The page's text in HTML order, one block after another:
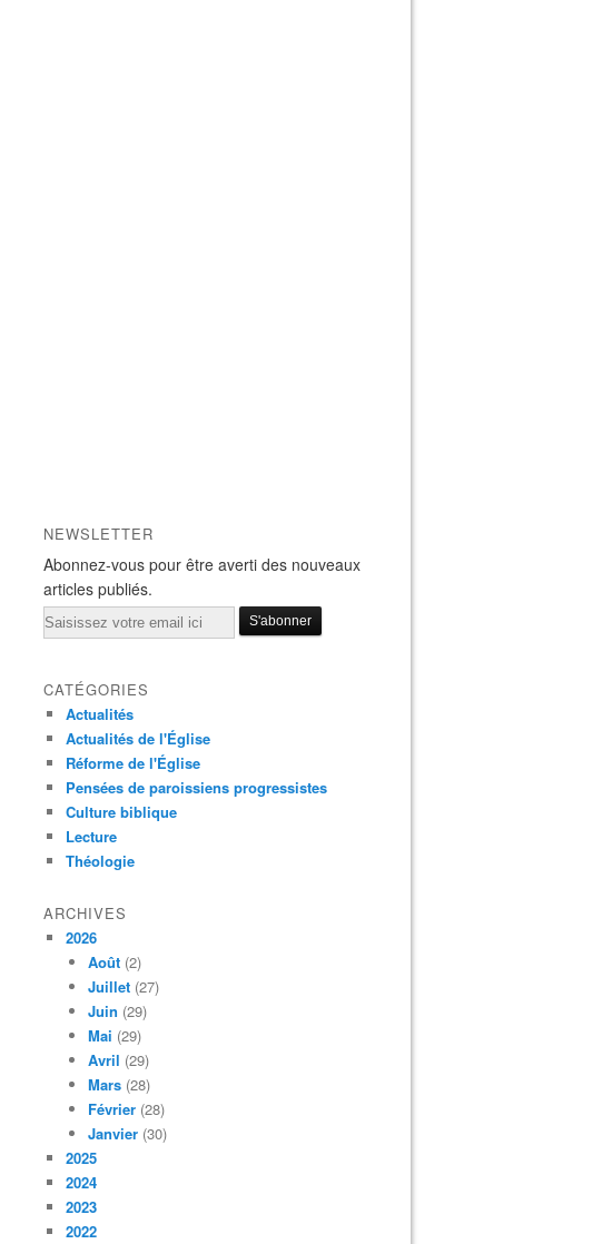
NEWSLETTER
Abonnez-vous pour être averti des nouveaux
articles publiés.
Email
CATÉGORIES
Actualités
Actualités de l'Église
Réforme de l'Église
Pensées de paroissiens progressistes
Culture biblique
Lecture
Théologie
ARCHIVES
2026
Août (2)
Juillet (27)
Juin (29)
Mai (29)
Avril (29)
Mars (28)
Février (28)
Janvier (30)
2025
2024
2023
2022